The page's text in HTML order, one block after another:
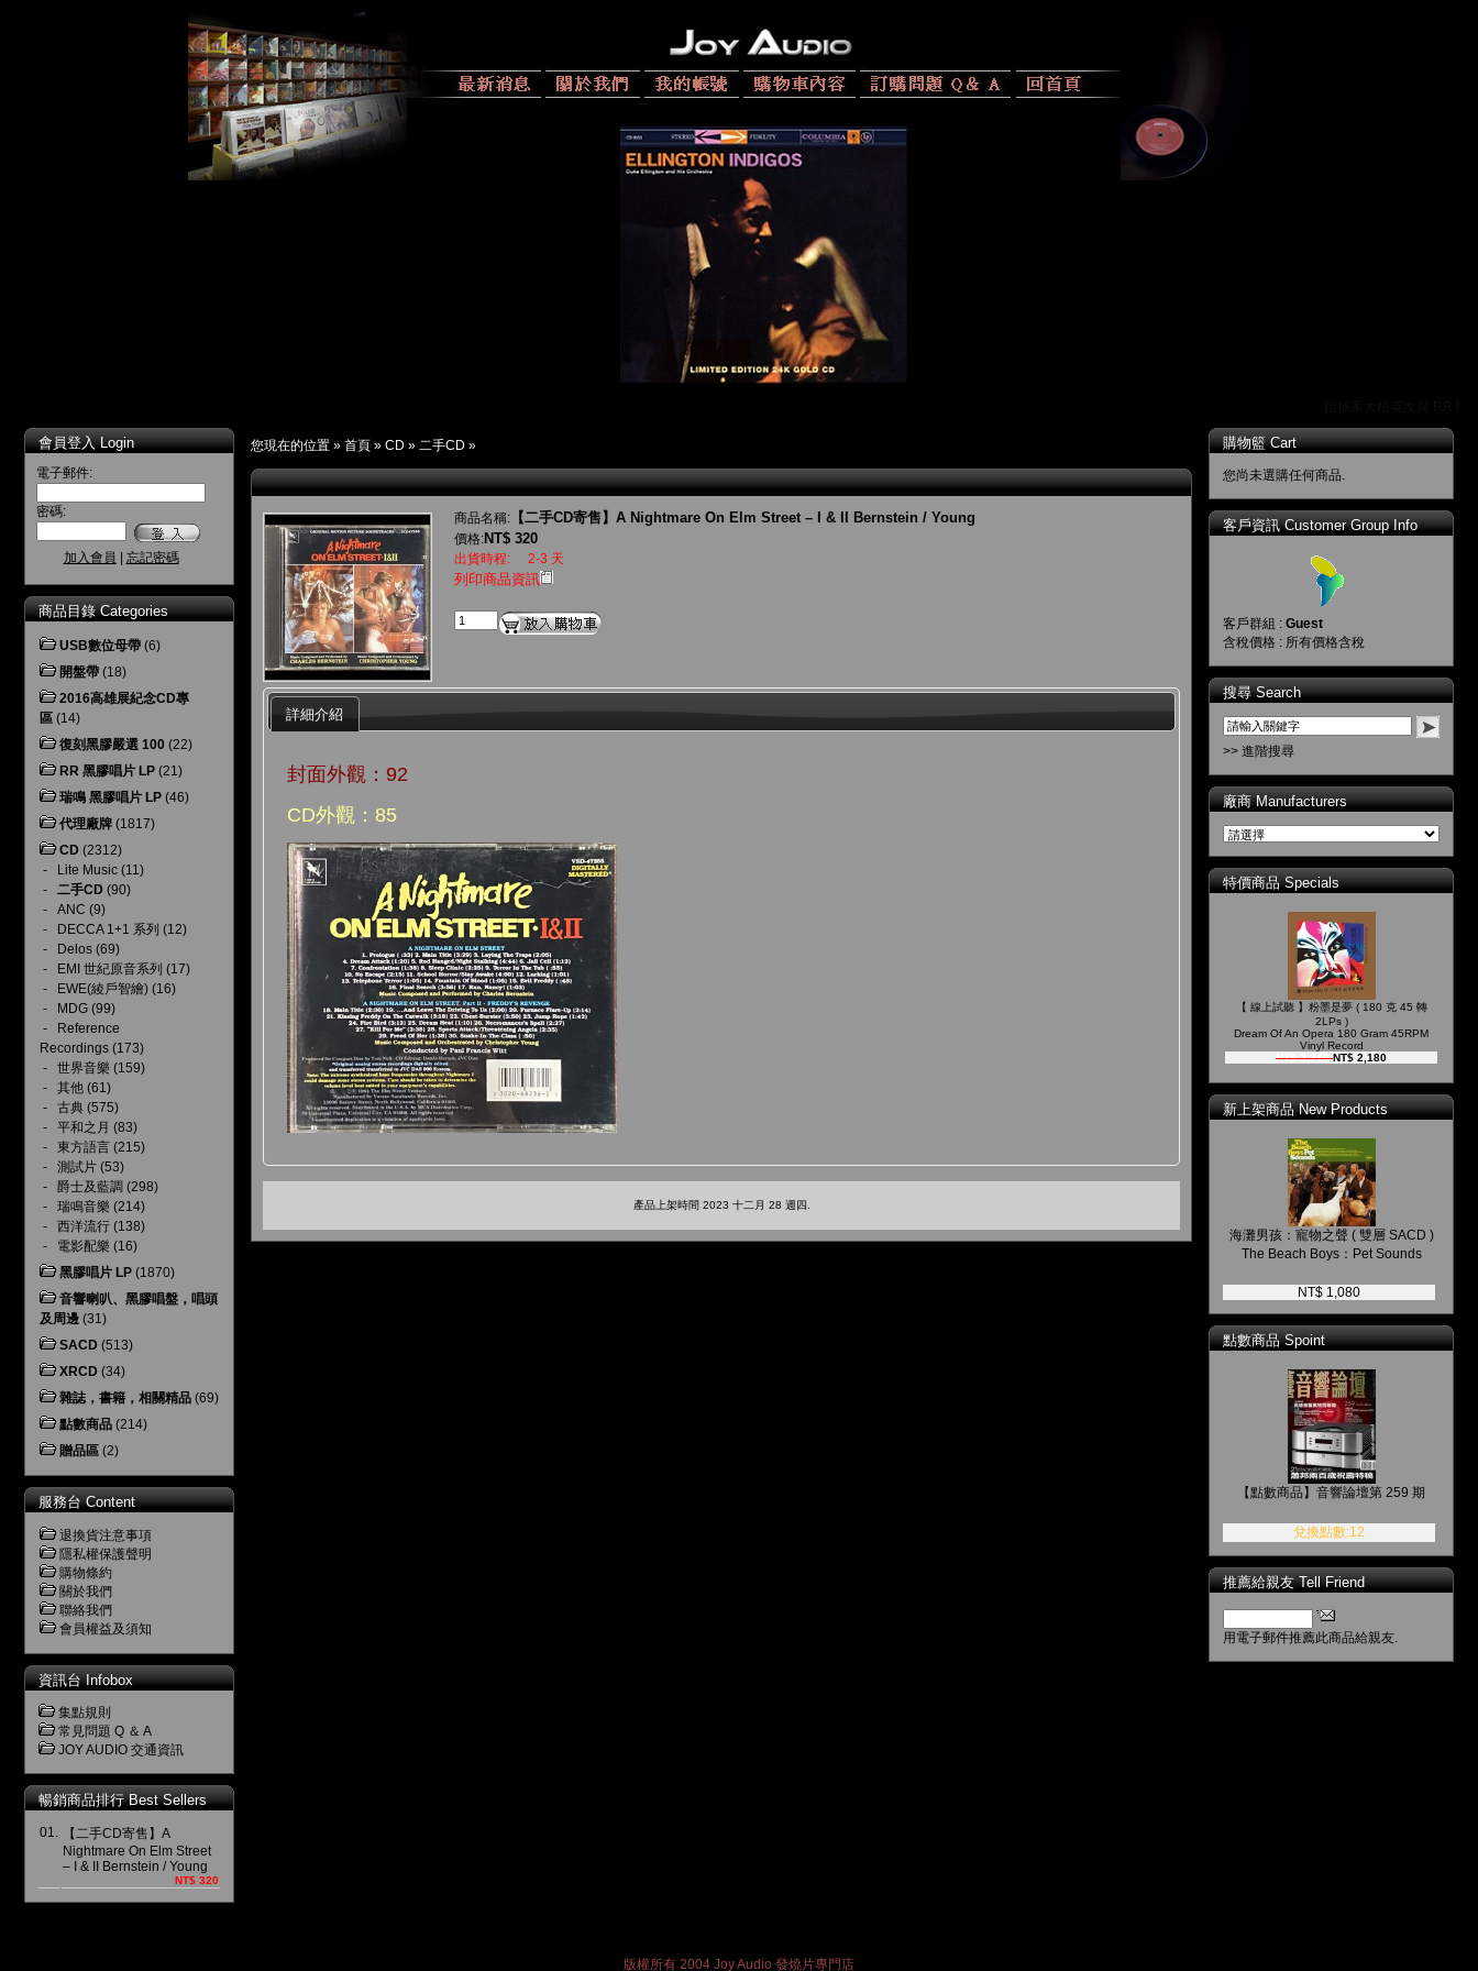
會員登入 Login
電子郵件:
密碼:
加入會員 忘記密碼
商品目錄 Categories
USB數位母帶 (6)
開盤帶 (18)
2016高雄展紀念CD專
區 (14)
復刻黑膠嚴選 100 (22)
RR 黑膠唱片 LP (21)
瑞鳴 黑膠唱片 LP (46)
代理廠牌 (1817)
CD (2312)
-
Lite Music (11)
- 二手CD (90)
- ANC (9)
-
DECCA 1+1 系列 (12)
-
Delos (69)
-
EMI 世紀原音系列 (17)
-
EWE(綾戶智繪) (16)
-
MDG (99)
-
Reference
Recordings (173)
- 世界音樂 (159)
- 其他 (61)
- 古典 (575)
- 平和之月 (83)
- 東方語言 (215)
- 測試片 (53)
- 爵士及藍調 (298)
- 瑞鳴音樂 (214)
- 西洋流行 (138)
- 電影配樂 (16)
黑膠唱片 LP (1870)
音響喇叭、黑膠唱盤，唱頭
及周邊 (31)
SACD (513)
XRCD (34)
雜誌，書籍，相關精品 (69)
點數商品 (214)
贈品區 (2)
服務台 Content
退換貨注意事項
隱私權保護聲明
購物條約
關於我們
聯絡我們
會員權益及須知
資訊台 Infobox
集點規則
常見問題 Q ＆ A
JOY AUDIO 交通資訊
暢銷商品排行 Best Sellers
01.
【二手CD寄售】A
Nightmare On Elm Street
– I & II Bernstein / Young
NT$ 320
您現在的位置 » 首頁 » CD » 二手CD »
商品名稱: 【二手CD寄售】A Nightmare On Elm Street – I & II Bernstein / Young
價格:NT$ 320
出貨時程: 2-3 天
列印商品資訊
詳細介紹
封面外觀：92
CD外觀：85
產品上架時間 2023 十二月 28 週四.
購物籃 Cart
您尚未選購任何商品.
客戶資訊 Customer Group Info
客戶群組 : Guest
含稅價格 : 所有價格含稅
搜尋 Search
>> 進階搜尋
廠商 Manufacturers
特價商品 Specials
【 線上試聽 】粉墨是夢 ( 180 克 45 轉
2LPs )
Dream Of An Opera 180 Gram 45RPM
Vinyl Record
NT$ 2,380NT$ 2,180
新上架商品 New Products
海灘男孩：寵物之聲 ( 雙層 SACD )
The Beach Boys：Pet Sounds
NT$ 1,080
點數商品 Spoint
【點數商品】音響論壇第 259 期
兌換點數:12
推薦給親友 Tell Friend
用電子郵件推薦此商品給親友.
版權所有 2004 Joy Audio 發燒片專門店